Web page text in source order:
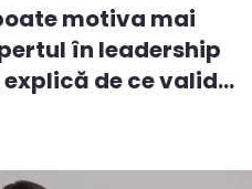
motiva mai
în leadership
de ce valid...